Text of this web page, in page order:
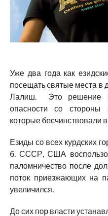
Уже два года как
посещать святые места в
Лалиш. Это решение
опасности со стороны
которые бесчинствовали
Езиды со всех курдских
б. СССР, США
паломничество после
поток приезжающих на
увеличился.
До сих пор власти